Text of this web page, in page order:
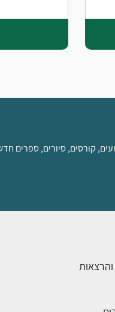
קורסים, סיורים, ספרים
והרצאות